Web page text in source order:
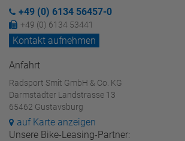
+49 (0) 6134 56457-0
+49 (0) 6134 53441
Kontakt aufnehmen
Anfahrt
Radsport Smit GmbH & Co. KG
Darmstädter Landstrasse 13
65462 Gustavsburg
auf Karte anzeigen
Unsere Bike-Leasing-Partner: